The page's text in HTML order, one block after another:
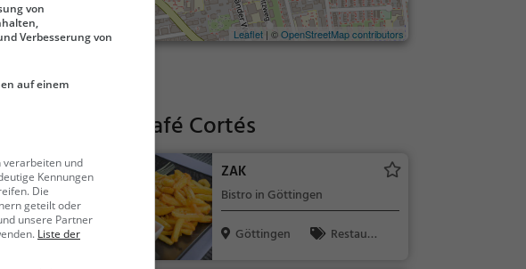
Leaflet | ©OpenStreetMap contributors
Conditorei Café Cortés
/
ZAK
Bistro in Göttingen
Göttingen
Restaura
von
Verbesserung von
auf einem
verarbeiten und
Kennungen
Die
geteilt oder
unsere Partner
Liste der